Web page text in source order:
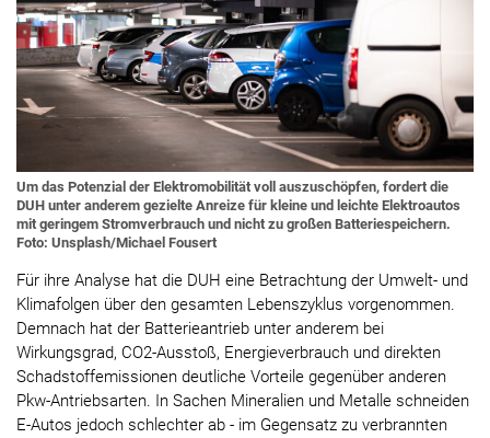
Um das Potenzial der Elektromobilität voll auszuschöpfen, fordert die
DUH unter anderem gezielte Anreize für kleine und leichte Elektroautos
mit geringem Stromverbrauch und nicht zu großen Batteriespeichern.
Foto: Unsplash/Michael Fousert
Für ihre Analyse hat die DUH eine Betrachtung der Umwelt- und
Klimafolgen über den gesamten Lebenszyklus vorgenommen.
Demnach hat der Batterieantrieb unter anderem bei
Wirkungsgrad, CO2-Ausstoß, Energieverbrauch und direkten
Schadstoffemissionen deutliche Vorteile gegenüber anderen
Pkw-Antriebsarten. In Sachen Mineralien und Metalle schneiden
E-Autos jedoch schlechter ab - im Gegensatz zu verbrannten